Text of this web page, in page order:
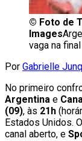
© Foto de
Images
vaga na
Por Gabrielle
No primeiro
Argentina e
(09), às 21h
Estados Unidos.
canal aberto, e